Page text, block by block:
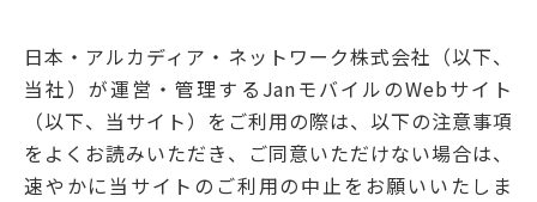
日本・アルカディア・ネットワーク株式会社（以下、
当社）が運営・管理するJanモバイルのWebサイト
（以下、当サイト）をご利用の際は、以下の注意事項
をよくお読みいただき、ご同意いただけない場合は、
速やかに当サイトのご利用の中止をお願いいたしま